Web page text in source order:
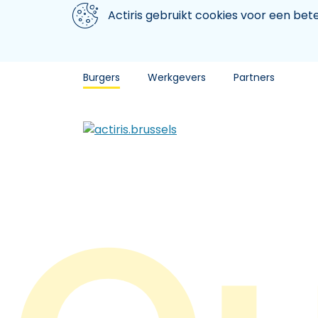
Aller au contenu principal
We gebruiken cookiesActiris gebruikt cookies voor een
Burgers Werkgevers Partners